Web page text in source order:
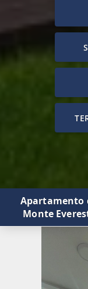
Apartamento
Monte